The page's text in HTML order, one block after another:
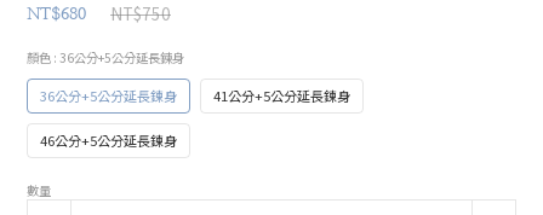
NT$750
NT$680
顏色 : 36公分+5公分延長鍊身
36公分+5公分延長鍊身 41公分+5公分延長鍊身
46公分+5公分延長鍊身
數量